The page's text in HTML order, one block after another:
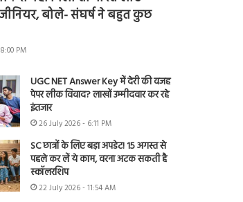
बोले- संघर्ष ने बहुत कुछ
PM
UGC NET Answer Key में देरी की वजह
पेपर लीक विवाद? लाखों उम्मीदवार कर रहे
इंतजार
26 July 2026 - 6:11 PM
SC छात्रों के लिए बड़ा अपडेट! 15 अगस्त से
पहले कर लें ये काम, वरना अटक सकती है
स्कॉलरशिप
22 July 2026 - 11:54 AM